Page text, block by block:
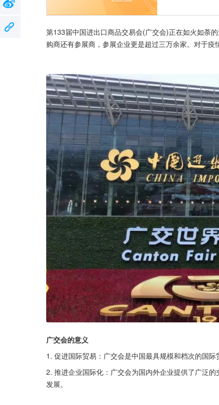
第133届中国进出口商品交易会(广交会)正在如火如荼
购商还有参展商，参展企业更是超过三万余家。对于疫
广交会的意义
1. 促进国际贸易：广交会是中国最具规模和档次的国
2. 推进企业国际化：广交会为国内外企业提供了广泛
发展。